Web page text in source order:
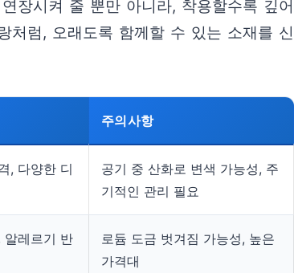
장시켜 줄 뿐만 아니라, 착용할수록 깊어
처럼, 오래도록 함께할 수 있는 소재를 신
주의사항
, 다양한 디
공기 중 산화로 변색 가능성, 주
기적인 관리 필요
알레르기 반
로듐 도금 벗겨짐 가능성, 높은
가격대